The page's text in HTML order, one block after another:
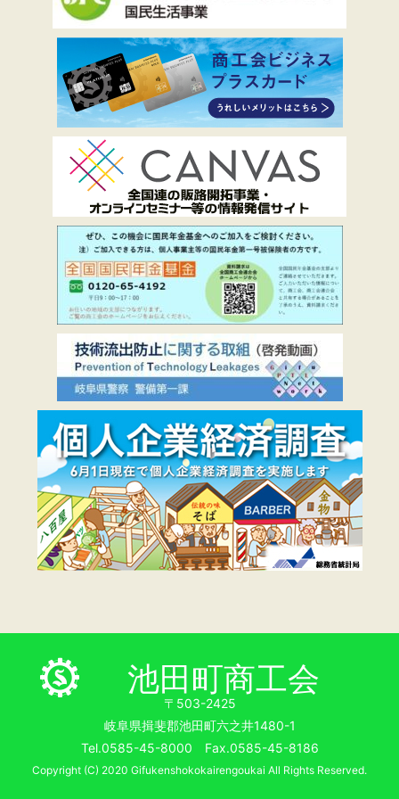
池田町商工会
〒503-2425
岐阜県揖斐郡池田町六之井1480-1
Tel.0585-45-8000 Fax.0585-45-8186
Copyright (C) 2020 Gifukenshokokairengoukai All Rights Reserved.